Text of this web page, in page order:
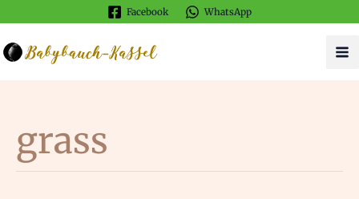
springen
Facebook WhatsApp
grass